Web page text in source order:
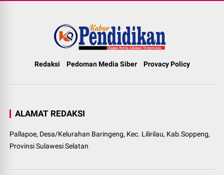
Redaksi Pedoman Media Siber Provacy Policy
ALAMAT REDAKSI
Pallapoe, Desa/Kelurahan Baringeng, Kec. Lilirilau, Kab.Soppeng,
Provinsi Sulawesi Selatan